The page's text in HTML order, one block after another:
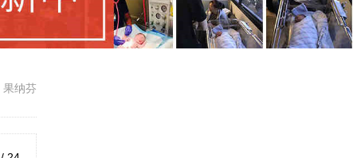
果纳芬